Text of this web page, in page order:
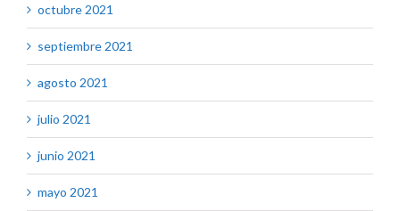
octubre 2021
septiembre 2021
agosto 2021
julio 2021
junio 2021
mayo 2021